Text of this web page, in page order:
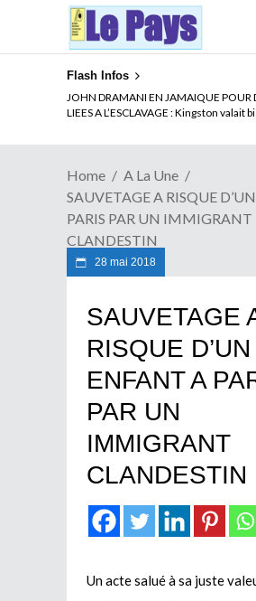
Flash Infos
JOHN DRAMANI EN JAMAIQUE
LIEES A L’ESCLAVAGE : Kingston
ELECTION DE TALON A LA TETE DU
Quand Patrice quitte le pouvoir sans
Home
A La Une
SAUVETAGE A RISQUE
PARIS PAR UN IMMIGRANT
CLANDESTIN
28 mai 2018
SAUVETAGE
RISQUE D’UN
ENFANT A
PAR UN
IMMIGRANT
CLANDESTIN
Un acte salué à sa juste